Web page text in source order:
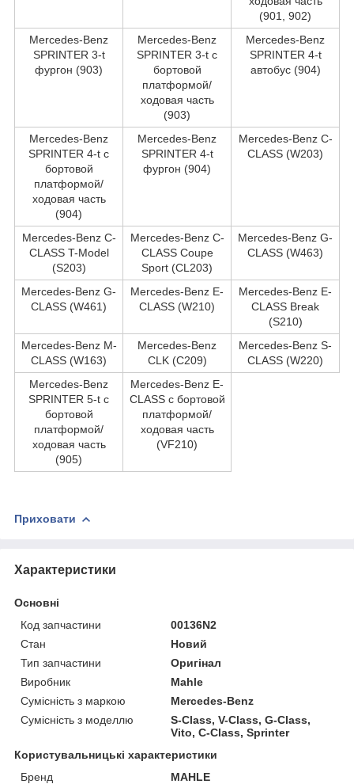
(901, 902)
Mercedes-Benz
SPRINTER 3-t
фургон (903)
Mercedes-Benz
SPRINTER 3-t c
бортовой
платформой/
ходовая часть
(903)
Mercedes-Benz
SPRINTER 4-t
автобус (904)
Mercedes-Benz
SPRINTER 4-t c
бортовой
платформой/
ходовая часть
(904)
Mercedes-Benz
SPRINTER 4-t
фургон (904)
Mercedes-Benz C-
CLASS (W203)
Mercedes-Benz C-
CLASS T-Model
(S203)
Mercedes-Benz C-
CLASS Coupe
Sport (CL203)
Mercedes-Benz G-
CLASS (W463)
Mercedes-Benz G-
CLASS (W461)
Mercedes-Benz E-
CLASS (W210)
Mercedes-Benz E-
CLASS Break
(S210)
Mercedes-Benz M-
CLASS (W163)
Mercedes-Benz
CLK (C209)
Mercedes-Benz S-
CLASS (W220)
Mercedes-Benz
SPRINTER 5-t c
бортовой
платформой/
ходовая часть
(905)
Mercedes-Benz E-
CLASS c бортовой
платформой/
ходовая часть
(VF210)
Приховати
Характеристики
Основні
Код запчастини
00136N2
Стан
Новий
Тип запчастини
Оригінал
Виробник
Mahle
Сумісність з маркою
Mercedes-Benz
Сумісність з моделлю
S-Class, V-Class, G-Class,
Vito, C-Class, Sprinter
Користувальницькі характеристики
Бренд
MAHLE